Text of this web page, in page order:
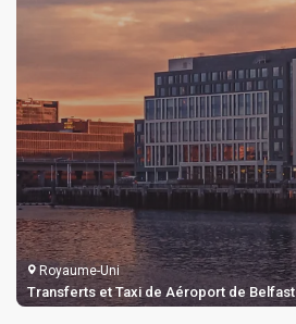
Royaume-Uni
Transferts et Taxi de Aéroport de Belfast